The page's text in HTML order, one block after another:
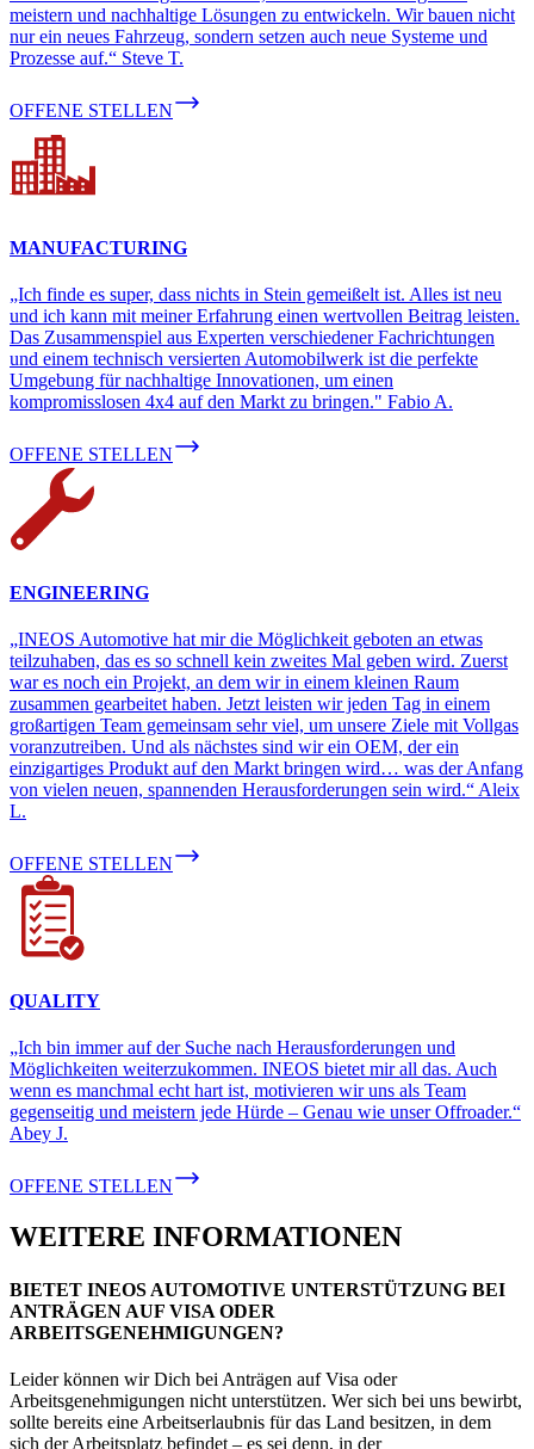
meistern und nachhaltige Lösungen zu entwickeln. Wir bauen nicht
nur ein neues Fahrzeug, sondern setzen auch neue Systeme und
Prozesse auf.“ Steve T.
OFFENE STELLEN
MANUFACTURING
„Ich finde es super, dass nichts in Stein gemeißelt ist. Alles ist neu
und ich kann mit meiner Erfahrung einen wertvollen Beitrag leisten.
Das Zusammenspiel aus Experten verschiedener Fachrichtungen
und einem technisch versierten Automobilwerk ist die perfekte
Umgebung für nachhaltige Innovationen, um einen
kompromisslosen 4x4 auf den Markt zu bringen." Fabio A.
OFFENE STELLEN
ENGINEERING
„INEOS Automotive hat mir die Möglichkeit geboten an etwas
teilzuhaben, das es so schnell kein zweites Mal geben wird. Zuerst
war es noch ein Projekt, an dem wir in einem kleinen Raum
zusammen gearbeitet haben. Jetzt leisten wir jeden Tag in einem
großartigen Team gemeinsam sehr viel, um unsere Ziele mit Vollgas
voranzutreiben. Und als nächstes sind wir ein OEM, der ein
einzigartiges Produkt auf den Markt bringen wird… was der Anfang
von vielen neuen, spannenden Herausforderungen sein wird.“ Aleix
L.
OFFENE STELLEN
QUALITY
„Ich bin immer auf der Suche nach Herausforderungen und
Möglichkeiten weiterzukommen. INEOS bietet mir all das. Auch
wenn es manchmal echt hart ist, motivieren wir uns als Team
gegenseitig und meistern jede Hürde – Genau wie unser Offroader.“
Abey J.
OFFENE STELLEN
WEITERE INFORMATIONEN
BIETET INEOS AUTOMOTIVE UNTERSTÜTZUNG BEI
ANTRÄGEN AUF VISA ODER
ARBEITSGENEHMIGUNGEN?
Leider können wir Dich bei Anträgen auf Visa oder
Arbeitsgenehmigungen nicht unterstützen. Wer sich bei uns bewirbt,
sollte bereits eine Arbeitserlaubnis für das Land besitzen, in dem
sich der Arbeitsplatz befindet – es sei denn, in der